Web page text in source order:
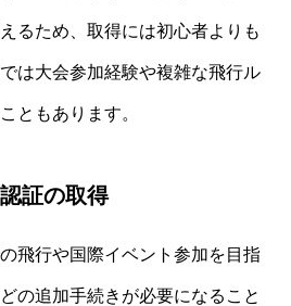
るため、取得には初心者よりも
は大会参加経験や複雑な飛行ル
ともあります。
証の取得
飛行や国際イベント参加を目指
の追加手続きが必要になること